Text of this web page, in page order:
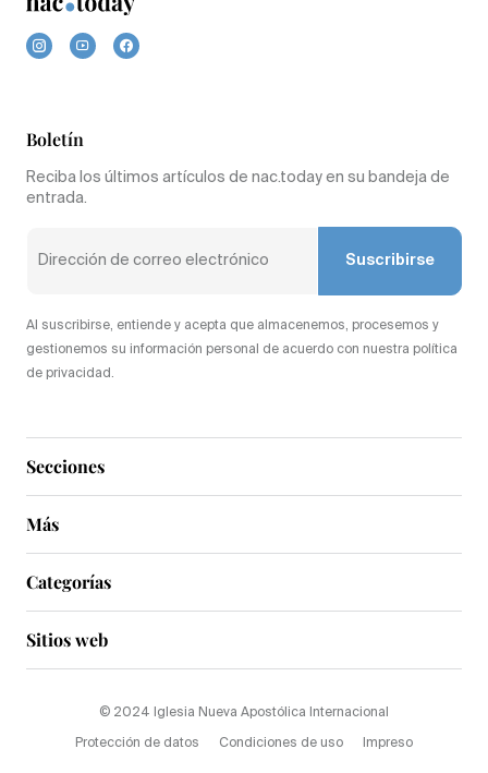
Secciones
Más
Boletín
Reciba los últimos artículos de nac.today en su bandeja de
entrada.
Suscribirse
Al suscribirse, entiende y acepta que almacenemos, procesemos y
gestionemos su información personal de acuerdo con nuestra política
de privacidad.
Categorías
Sitios web
© 2024 Iglesia Nueva Apostólica Internacional
Protección de datos Condiciones de uso Impreso